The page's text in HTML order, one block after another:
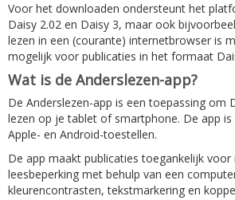
Voor het downloaden ondersteunt het
Daisy 2.02 en Daisy 3, maar ook
lezen in een (courante) internetbrowser is
mogelijk voor publicaties in het formaat
Wat is de Anderslezen-app?
De Anderslezen-app is een toepassing om
lezen op je tablet of smartphone. De app
Apple- en Android-toestellen.
De app maakt publicaties toegankelijk
leesbeperking met behulp van een
kleurencontrasten, tekstmarkering en